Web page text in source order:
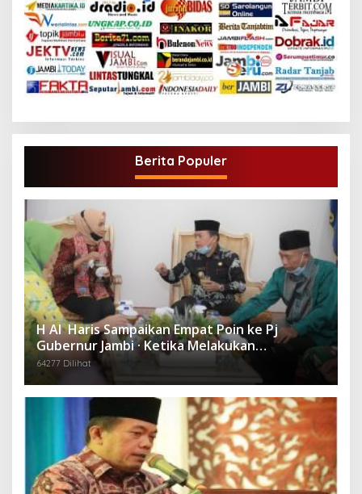
Berita Populer
H Al Haris Sampaikan Empat Poin ke Pj
Gubernur Jambi · Ketika Melakukan
Kunjungan Kerja ke Merangin
64277 Dilihat